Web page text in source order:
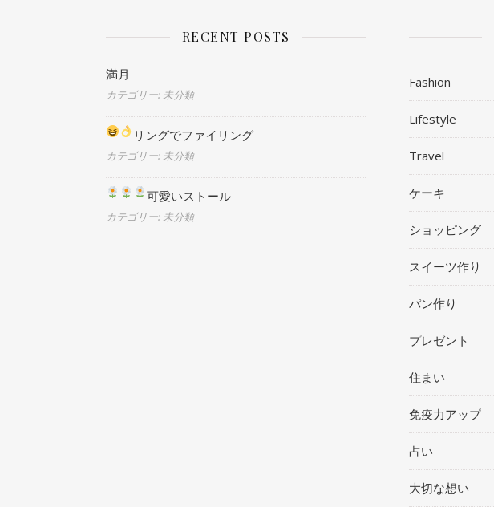
RECENT POSTS
満月
カテゴリー: 未分類
リングでファイリング
カテゴリー: 未分類
可愛いストール
カテゴリー: 未分類
Fashion
Lifestyle
Travel
ケーキ
ショッピング
スイーツ作り
パン作り
プレゼント
住まい
免疫力アップ
占い
大切な想い